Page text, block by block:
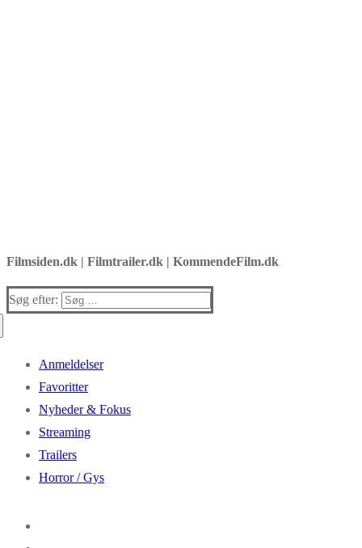
Filmsiden.dk | Filmtrailer.dk | KommendeFilm.dk
Søg efter:
Anmeldelser
Favoritter
Nyheder & Fokus
Streaming
Trailers
Horror / Gys